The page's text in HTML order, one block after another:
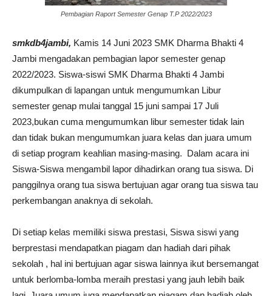
Pembagian Raport Semester Genap T.P 2022/2023
smkdb4jambi, Kamis 14 Juni 2023 SMK Dharma Bhakti 4
Jambi mengadakan pembagian lapor semester genap
2022/2023. Siswa-siswi SMK Dharma Bhakti 4 Jambi
dikumpulkan di lapangan untuk mengumumkan Libur
semester genap mulai tanggal 15 juni sampai 17 Juli
2023,bukan cuma mengumumkan libur semester tidak lain
dan tidak bukan mengumumkan juara kelas dan juara umum
di setiap program keahlian masing-masing. Dalam acara ini
Siswa-Siswa mengambil lapor dihadirkan orang tua siswa. Di
panggilnya orang tua siswa bertujuan agar orang tua siswa tau
perkembangan anaknya di sekolah.
Di setiap kelas memiliki siswa prestasi, Siswa siswi yang
berprestasi mendapatkan piagam dan hadiah dari pihak
sekolah , hal ini bertujuan agar siswa lainnya ikut bersemangat
untuk berlomba-lomba meraih prestasi yang jauh lebih baik